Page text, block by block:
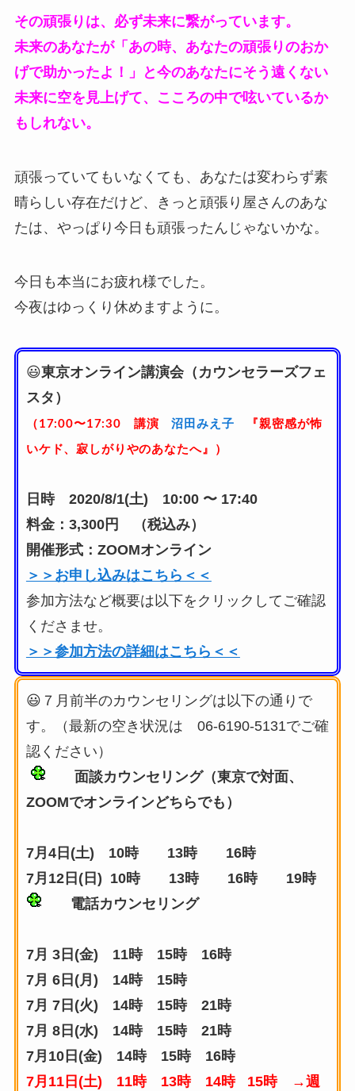
その頑張りは、必ず未来に繋がっています。
未来のあなたが「あの時、あなたの頑張りのおか
げで助かったよ！」と今のあなたにそう遠くない
未来に空を見上げて、こころの中で呟いているか
もしれない。
頑張っていてもいなくても、あなたは変わらず素
晴らしい存在だけど、きっと頑張り屋さんのあな
たは、やっぱり今日も頑張ったんじゃないかな。
今日も本当にお疲れ様でした。
今夜はゆっくり休めますように。
😃東京オンライン講演会（カウンセラーズフェ
スタ）
（17:00〜17:30 講演沼田みえ子 『親密感が怖
いケド、寂しがりやのあなたへ』）
日時 2020/8/1(土) 10:00 〜 17:40
料金：3,300円 （税込み）
開催形式：ZOOMオンライン
＞＞お申し込みはこちら＜＜
参加方法など概要は以下をクリックしてご確認
くださませ。
＞＞参加方法の詳細はこちら＜＜
😃７月前半のカウンセリングは以下の通りで
す。（最新の空き状況は 06-6190-5131でご確
認ください）
面談カウンセリング（東京で対面、
ZOOMでオンラインどちらでも）
7月4日(土) 10時 13時 16時
7月12日(日) 10時 13時 16時 19時
電話カウンセリング
7月 3日(金) 11時 15時 16時
7月 6日(月) 14時 15時
7月 7日(火) 14時 15時 21時
7月 8日(水) 14時 15時 21時
7月10日(金) 14時 15時 16時
7月11日(土) 11時 13時 14時 15時 →週